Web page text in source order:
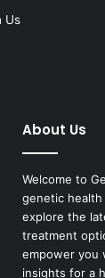
Us
About Us
Welcome to
genetic
explore the
treatment
empower you
insights for a